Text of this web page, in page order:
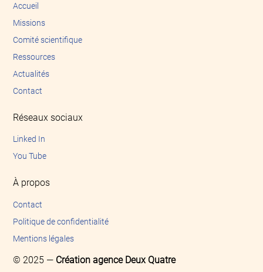
Accueil
Missions
Comité scientifique
Ressources
Actualités
Contact
Réseaux sociaux
Linked In
You Tube
À propos
Contact
Politique de confidentialité
Mentions légales
© 2025 — Création agence Deux Quatre